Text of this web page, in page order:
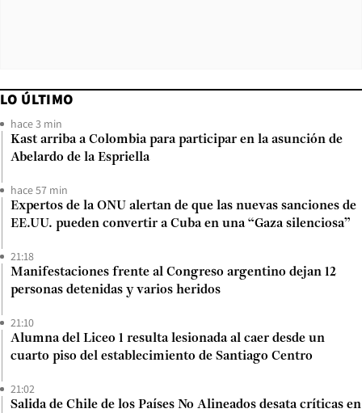
LO ÚLTIMO
hace 3 min
Kast arriba a Colombia para participar en la asunción de
Abelardo de la Espriella
hace 57 min
Expertos de la ONU alertan de que las nuevas sanciones de
EE.UU. pueden convertir a Cuba en una “Gaza silenciosa”
21:18
Manifestaciones frente al Congreso argentino dejan 12
personas detenidas y varios heridos
21:10
Alumna del Liceo 1 resulta lesionada al caer desde un
cuarto piso del establecimiento de Santiago Centro
21:02
Salida de Chile de los Países No Alineados desata críticas en